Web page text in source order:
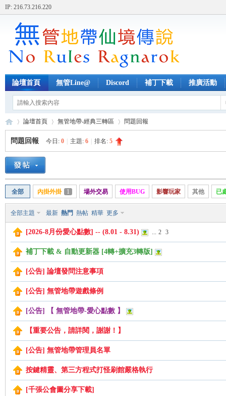
IP: 216.73.216.220
論壇首頁 無管Line@ Discord 補丁下載 推廣活動
»
論壇首頁 無管地帶-經典三轉區 問題回報
問題回報 今日: 0 主題: 6 排名: 5
全部 內掛外掛 1 場外交易 使用BUG 影響玩家 其他 已
全部主題 最新 熱門 熱帖 精華 更多
[2026-8月份愛心點數] -- (8.01 - 8.31) ... 2 3
補丁下載 & 自動更新器 [4轉+擴充3轉版]
[公告] 論壇發問注意事項
[公告] 無管地帶遊戲條例
[公告] 【 無管地帶-愛心點數 】
【重要公告，請詳閱，謝謝！】
[公告] 無管地帶管理員名單
按鍵精靈、第三方程式打怪刷館嚴格執行
[千張公會圖分享下載]